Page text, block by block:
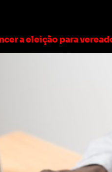
a eleição para